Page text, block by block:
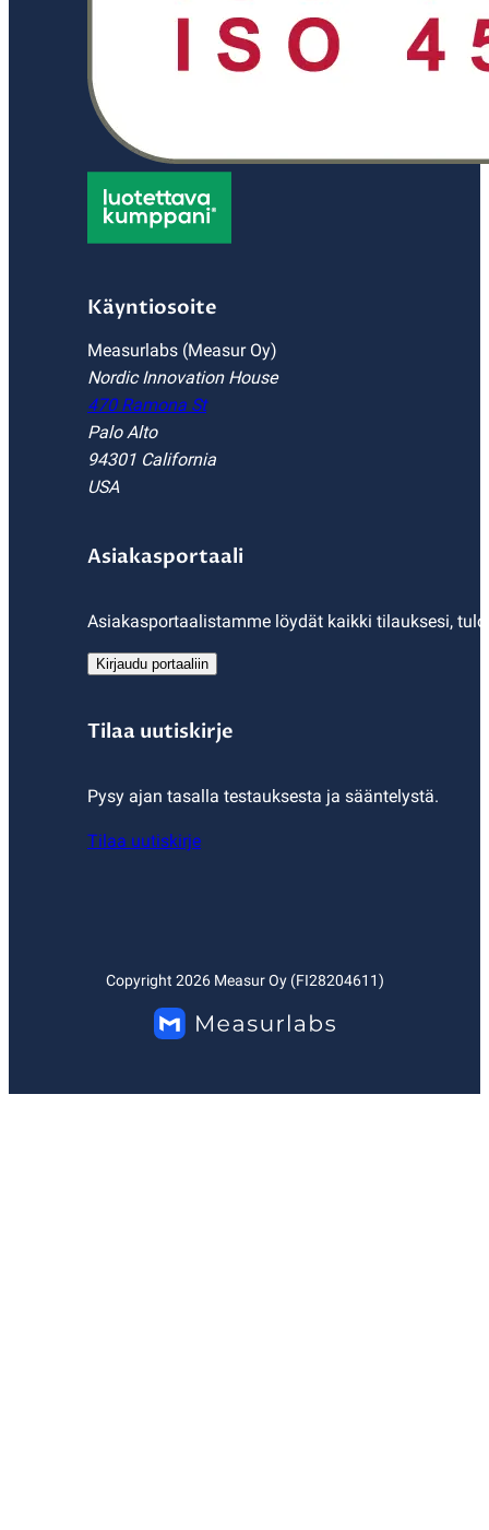
Käyntiosoite
Measurlabs (Measur Oy)
Nordic Innovation House
470 Ramona St
Palo Alto
94301 California
USA
Asiakasportaali
Asiakasportaalistamme löydät kaikki tilauksesi,
Kirjaudu portaaliin
Tilaa uutiskirje
Pysy ajan tasalla testauksesta ja sääntelystä.
Tilaa uutiskirje
Copyright 2026Measur Oy (FI28204611)